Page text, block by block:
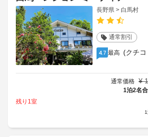
長野県 > 白馬村
通常割引
4.7 最高 (クチ
通常価格 ¥
1泊2名
残り1室